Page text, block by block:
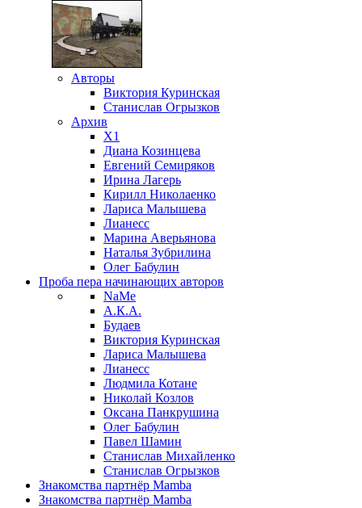
Авторы
Виктория Куринская
Станислав Огрызков
Архив
X1
Диана Козинцева
Евгений Семиряков
Ирина Лагерь
Кирилл Николаенко
Лариса Малышева
Лианесс
Марина Аверьянова
Наталья Зубрилина
Олег Бабулин
Проба пера начинающих авторов
NaMe
А.К.А.
Будаев
Виктория Куринская
Лариса Малышева
Лианесс
Людмила Котане
Николай Козлов
Оксана Панкрушина
Олег Бабулин
Павел Шамин
Станислав Михайленко
Станислав Огрызков
Знакомства партнёр Mamba
Знакомства партнёр Mamba